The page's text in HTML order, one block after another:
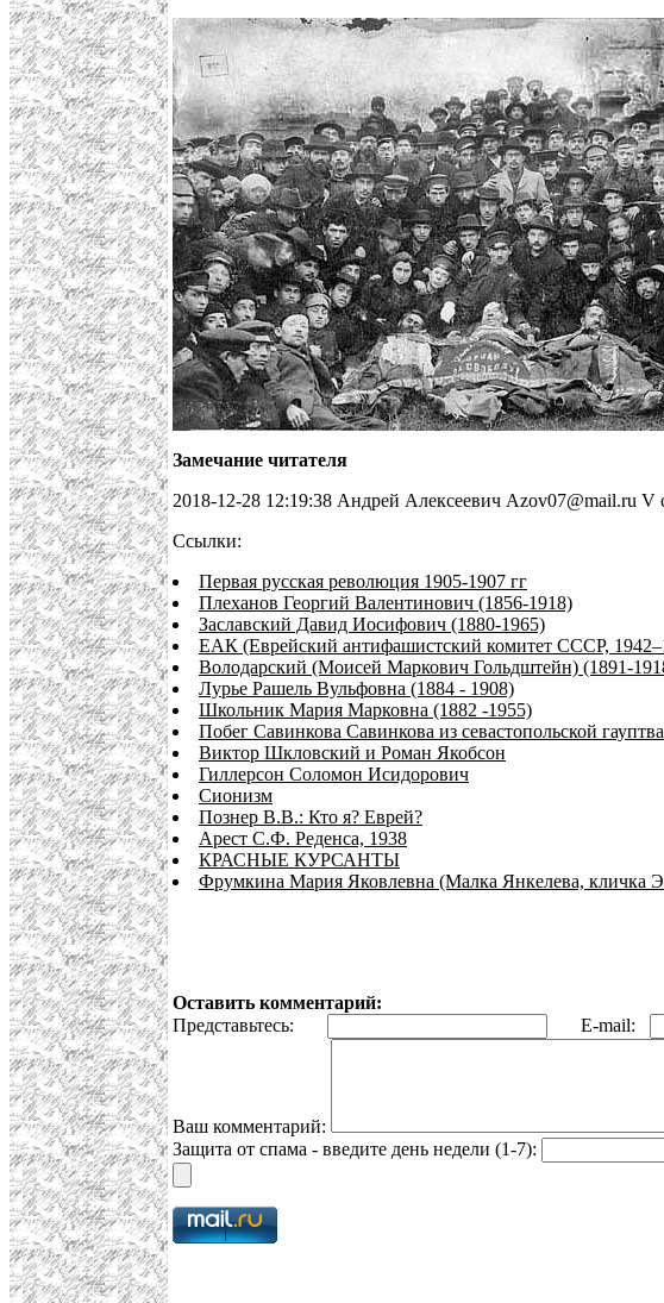
Замечание читателя
2018-12-28 12:19:38 Андрей Алексеевич Azov07@mail.ru V
Ссылки:
Первая русская революция 1905-1907 гг
Плеханов Георгий Валентинович (1856-1918)
Заславский Давид Иосифович (1880-1965)
ЕАК (Еврейский антифашистский комитет СССР,
Володарский (Моисей Маркович Гольдштейн) (1891-
Лурье Рашель Вульфовна (1884 - 1908)
Школьник Мария Марковна (1882 -1955)
Побег Савинкова Савинкова из севастопольской
Виктор Шкловский и Роман Якобсон
Гиллерсон Соломон Исидорович
Сионизм
Познер В.В.: Кто я? Еврей?
Арест С.Ф. Реденса, 1938
КРАСНЫЕ КУРСАНТЫ
Фрумкина Мария Яковлевна (Малка Янкелева, кличка
Оставить комментарий:
Представьтесь:
E-mail:
Ваш комментарий:
Защита от спама - введите день недели (1-7):